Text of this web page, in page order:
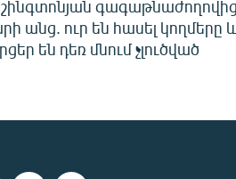
անց. ուր են հասել կողմերը և
են դեռ մնում չլուծված